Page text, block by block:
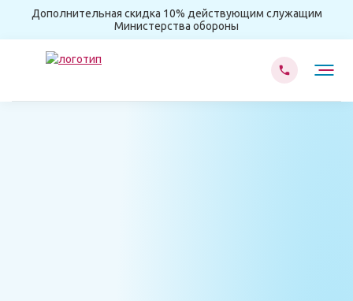
Дополнительная скидка 10% действующим служащим
Министерства обороны